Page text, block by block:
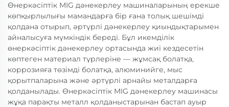
Өнеркәсіптік MIG дәнекерлеу машиналарының ерекше
көпқырлылығы мамандарға бір ғана толық шешімді
қолдана отырып, әртүрлі дәнекерлеу қиындықтарымен
айналысуға мүмкіндік береді. Бұл икемділік
өнеркәсіптік дәнекерлеу ортасында жиі кездесетін
көптеген материал түрлеріне — жұмсақ болатқа,
коррозияға төзімді болатқа, алюминийге, мыс
қорытпаларына және әртүрлі арнайы металдарға
қолданылады. Өнеркәсіптік MIG дәнекерлеу машинасы
жұқа парақты металл қолданыстарынан бастап ауыр